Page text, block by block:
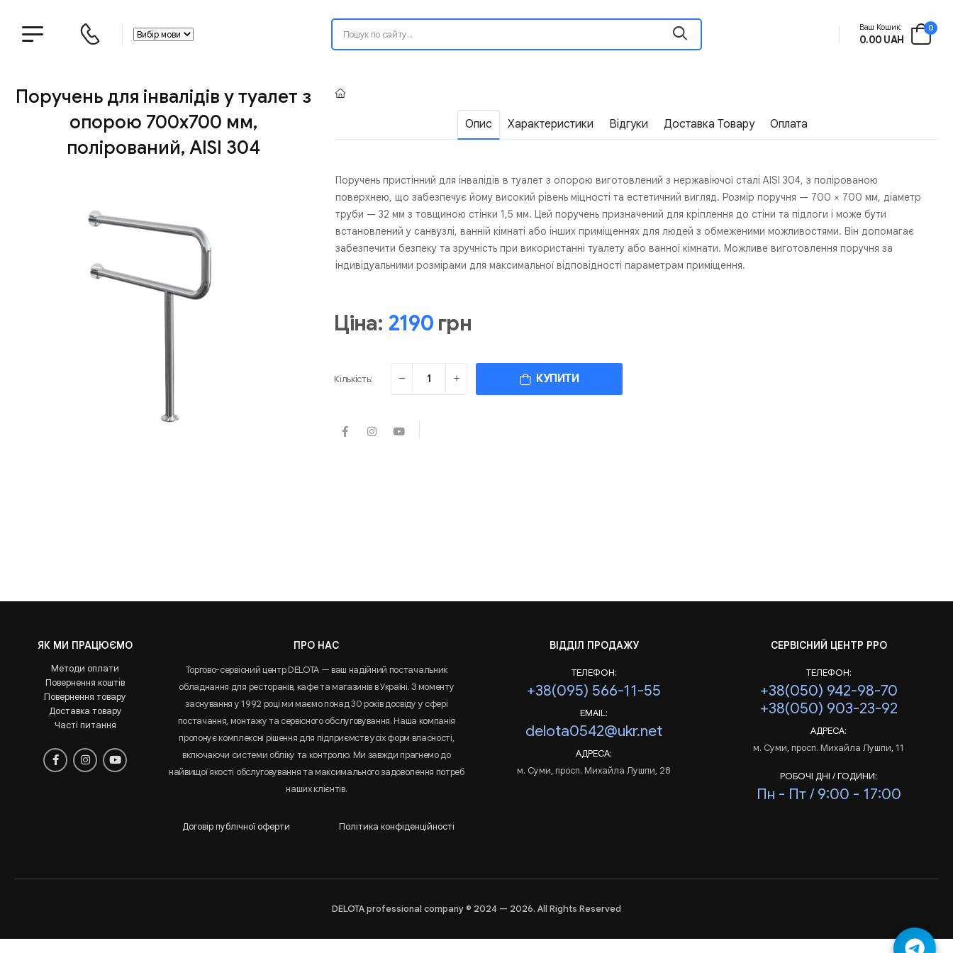
Ваш Кошик:
0.00 UAH
0
Поручень для інвалідів у туалет з
опорою 700х700 мм,
полірований, AISI 304
Опис Характеристики Відгуки Доставка Товару Оплата
Поручень пристінний для інвалідів в туалет з опорою виготовлений з нержавіючої сталі AISI 304, з полірованою
поверхнею, що забезпечує йому високий рівень міцності та естетичний вигляд. Розмір поручня — 700 × 700 мм, діаметр
труби — 32 мм з товщиною стінки 1,5 мм. Цей поручень призначений для кріплення до стіни та підлоги і може бути
встановлений у санвузлі, ванній кімнаті або інших приміщеннях для людей з обмеженими можливостями. Він допомагає
забезпечити безпеку та зручність при використанні туалету або ванної кімнати. Можливе виготовлення поручня за
індивідуальними розмірами для максимальної відповідності параметрам приміщення.
Ціна: 2190грн
Кількість: КУПИТИ
ЯК МИ ПРАЦЮЄМО
Методи оплати
Повернення коштів
Повернення товару
Доставка товару
Часті питання
ПРО НАС
Торгово-сервісний центр DELOTA — ваш надійний постачальник
обладнання для ресторанів, кафе та магазинів в Україні. З моменту
заснування у 1992 році ми маємо понад 30 років досвіду у сфері
постачання, монтажу та сервісного обслуговування. Наша компанія
пропонує комплексні рішення для підприємств усіх форм власності,
включаючи системи обліку та контролю. Ми завжди прагнемо до
найвищої якості обслуговування та максимального задоволення потреб
наших клієнтів.
Договір публічної оферти Політика конфіденційності
ВІДДІЛ ПРОДАЖУ
ТЕЛЕФОН:
+38(095) 566-11-55
EMAIL:
delota0542@ukr.net
АДРЕСА:
м. Суми, просп. Михайла Лушпи, 28
СЕРВІСНИЙ ЦЕНТР РРО
ТЕЛЕФОН:
+38(050) 942-98-70
+38(050) 903-23-92
АДРЕСА:
м. Суми, просп. Михайла Лушпи, 11
РОБОЧІ ДНІ / ГОДИНИ:
Пн - Пт / 9:00 - 17:00
DELOTA professional company © 2024 — 2026. All Rights Reserved